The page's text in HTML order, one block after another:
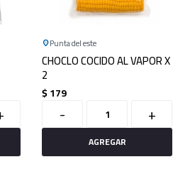
Punta del este
CHOCLO COCIDO AL VAPOR X
2
$179
- +